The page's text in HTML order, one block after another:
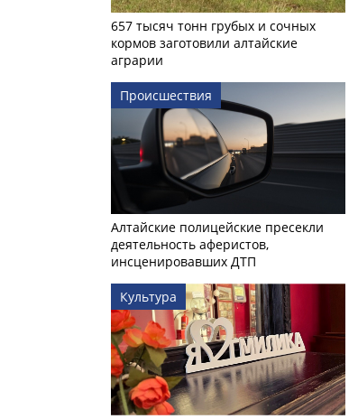
657 тысяч тонн грубых и сочных
кормов заготовили алтайские
аграрии
Происшествия
Алтайские полицейские пресекли
деятельность аферистов,
инсценировавших ДТП
Культура